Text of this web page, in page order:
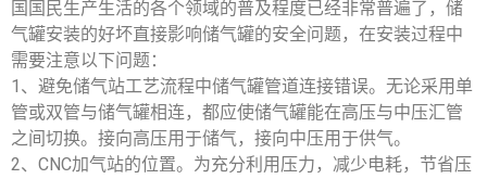
国国民生产生活的各个领域的普及程度已经非常普遍了，储
气罐安装的好坏直接影响储气罐的安全问题，在安装过程中
需要注意以下问题：
1、避免储气站工艺流程中储气罐管道连接错误。无论采用单
管或双管与储气罐相连，都应使储气罐能在高压与中压汇管
之间切换。接向高压用于储气，接向中压用于供气。
2、CNC加气站的位置。为充分利用压力，减少电耗，节省压